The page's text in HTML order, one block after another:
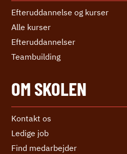
Efteruddannelse og kurser
Alle kurser
Efter­uddannelser
Teambuilding
OM SKOLEN
Kontakt os
Ledige job
Find medarbejder